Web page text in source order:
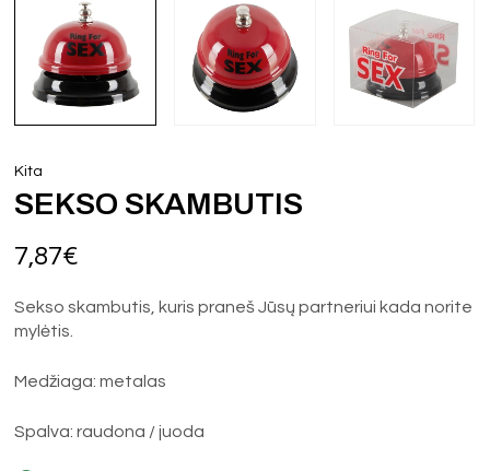
Kita
SEKSO SKAMBUTIS
7,87€
Sekso skambutis, kuris praneš Jūsų partneriui kada norite
mylėtis.
Medžiaga: metalas
Spalva: raudona / juoda